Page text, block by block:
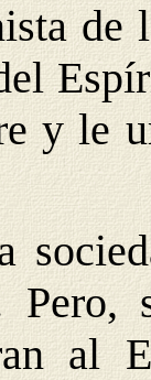
de
y le
al